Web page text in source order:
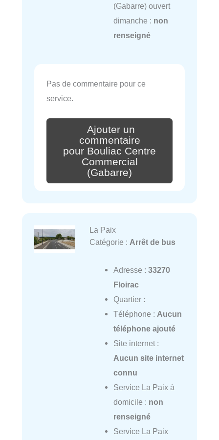
(Gabarre) ouvert
dimanche : non
renseigné
Pas de commentaire pour ce
service.
Ajouter un
commentaire
pour Bouliac Centre
Commercial
(Gabarre)
La Paix
Catégorie : Arrêt de bus
Adresse : 33270
Floirac
Quartier :
Téléphone : Aucun
téléphone ajouté
Site internet :
Aucun site internet
connu
Service La Paix à
domicile : non
renseigné
Service La Paix